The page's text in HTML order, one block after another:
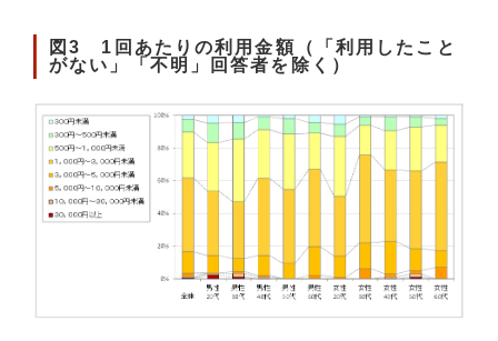
図3 1回あたりの利用金額（「利用したこと
がない」「不明」回答者を除く）